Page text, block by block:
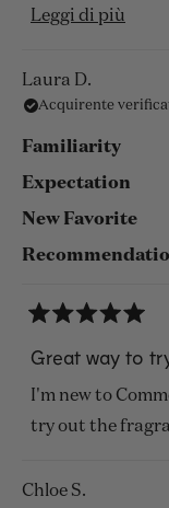
black is more
almost all of
some new
Leggi di più
su
Laura D.
Acquirente
Familiarity
Expectation
New Favorite
5
su
5
stelle
Great way to
I'm new to
try out the
Chloe S.